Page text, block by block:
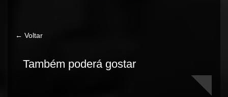
← Voltar
Também poderá gostar